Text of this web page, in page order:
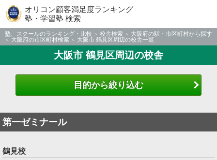
オリコン顧客満足度ランキング
塾・学習塾 検索
塾、スクールのランキング・比較 校舎検索
大阪府の駅・市区町村から探す
大阪府の市区町村検索
大阪市 鶴見区周辺の校舎一覧
大阪市 鶴見区周辺の校舎
目的から絞り込む
第一ゼミナール
鶴見校